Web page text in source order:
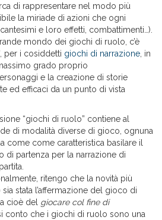
di rappresentare nel modo più
la miriade di azioni che ogni
e loro effetti, combattimenti…).
mondo dei giochi di ruolo, c’è
per i cosiddetti giochi di narrazione , in
grado proprio
e la creazione di storie
ed efficaci da un punto di vista
“giochi di ruolo” contiene al
di modalità diverse di gioco, ognuna
come come caratteristica basilare il
di partenza per la narrazione di
ritengo che la novità più
stata l’affermazione del gioco di
cioè del giocare col fine di
conto che i giochi di ruolo sono una